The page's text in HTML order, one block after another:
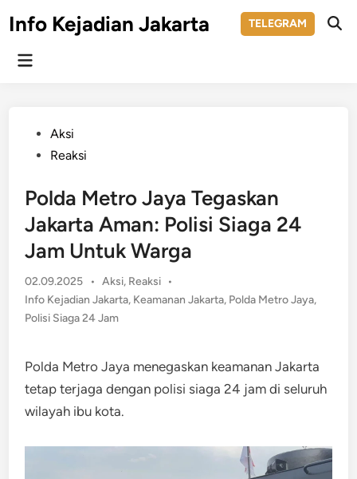
toInfo Kejadian Jakarta TELEGRAM
Main
PostedAksi
Reaksi
Polda Metro Jaya Tegaskan
Jakarta Aman: Polisi Siaga 24
Jam Untuk Warga
02.09.2025 • Posted
in
Aksi, Reaksi •
Info Kejadian Jakarta, Keamanan Jakarta, Polda Metro Jaya,
Polisi Siaga 24 Jam
Polda Metro Jaya menegaskan keamanan Jakarta
tetap terjaga dengan polisi siaga 24 jam di seluruh
wilayah ibu kota.